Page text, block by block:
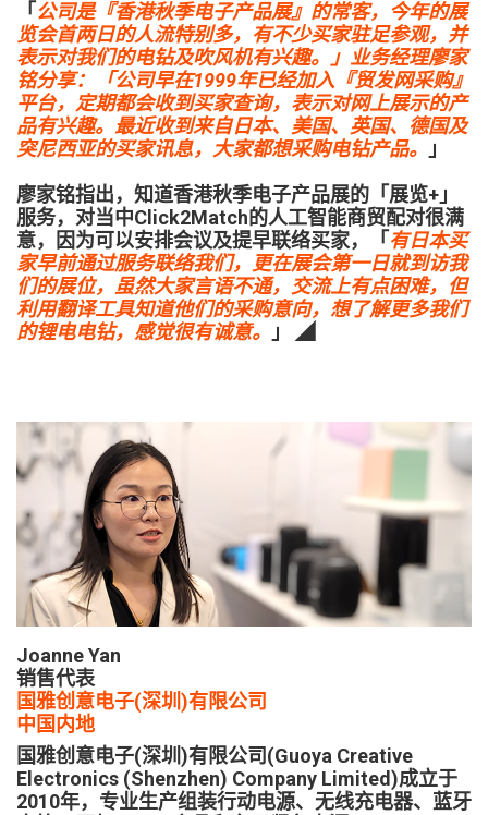
「 公司是『香港秋季电子产品展』的常客，今年的展
览会首两日的人流特别多，有不少买家驻足参观，并
表示对我们的电钻及吹风机有兴趣。」业务经理廖家
铭分享：「公司早在1999年已经加入『贸发网采购』
平台，定期都会收到买家查询，表示对网上展示的产
品有兴趣。最近收到来自日本、美国、英国、德国及
突尼西亚的买家讯息，大家都想采购电钻产品。
」
廖家铭指出，知道香港秋季电子产品展的「展览+」
服务，对当中Click2Match的人工智能商贸配对很满
意，因为可以安排会议及提早联络买家，「 有日本买
家早前通过服务联络我们，更在展会第一日就到访我
们的展位，虽然大家言语不通，交流上有点困难，但
利用翻译工具知道他们的采购意向，想了解更多我们
的锂电电钻，感觉很有诚意。
」 ◢
Joanne Yan
销售代表
国雅创意电子(深圳)有限公司
中国内地
国雅创意电子(深圳)有限公司(Guoya Creative
Electronics (Shenzhen) Company Limited)成立于
2010年，专业生产组装行动电源、无线充电器、蓝牙